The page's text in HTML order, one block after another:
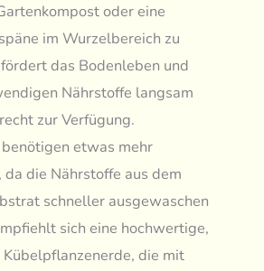
oder eine
im Wurzelbereich zu
das Bodenleben und
Nährstoffe langsam
zur Verfügung.
etwas mehr
die Nährstoffe aus dem
schneller ausgewaschen
sich eine hochwertige,
die mit